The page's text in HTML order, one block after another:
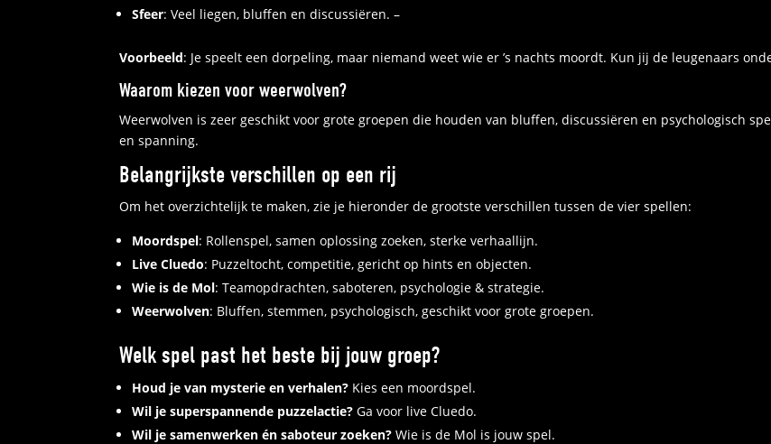
Sfeer: Veel liegen, bluffen en discussiëren. –
Voorbeeld: Je speelt een dorpeling, maar niemand weet wie er ’s nachts moordt. Kun jij de leugenaars
Waarom kiezen voor weerwolven?
Weerwolven is zeer geschikt voor grote groepen die houden van bluffen, discussiëren en psychologisch
en spanning.
Belangrijkste verschillen op een rij
Om het overzichtelijk te maken, zie je hieronder de grootste verschillen tussen de vier spellen:
Moordspel: Rollenspel, samen oplossing zoeken, sterke verhaallijn.
Live Cluedo: Puzzeltocht, competitie, gericht op hints en objecten.
Wie is de Mol: Teamopdrachten, saboteren, psychologie & strategie.
Weerwolven: Bluffen, stemmen, psychologisch, geschikt voor grote groepen.
Welk spel past het beste bij jouw groep?
Houd je van mysterie en verhalen? Kies een moordspel.
Wil je superspannende puzzelactie? Ga voor live Cluedo.
Wil je samenwerken én saboteur zoeken? Wie is de Mol is jouw spel.